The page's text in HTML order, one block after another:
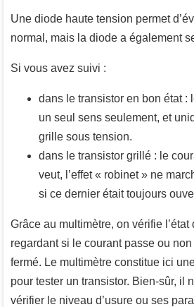
Une diode haute tension permet
normal, mais la diode a également
Si vous avez suivi :
dans le transistor en bon état :
un seul sens seulement, et
grille sous tension.
dans le transistor grillé : le
veut, l’effet « robinet » ne
si ce dernier était toujours
Grâce au multimètre, on vérifie l’état
regardant si le courant passe ou
fermé. Le multimètre constitue ici
pour tester un transistor. Bien-sûr, il
vérifier le niveau d’usure ou ses